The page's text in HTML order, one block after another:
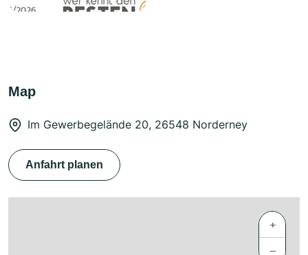
Map
Im Gewerbegelände 20, 26548 Norderney
Anfahrt planen
+
−